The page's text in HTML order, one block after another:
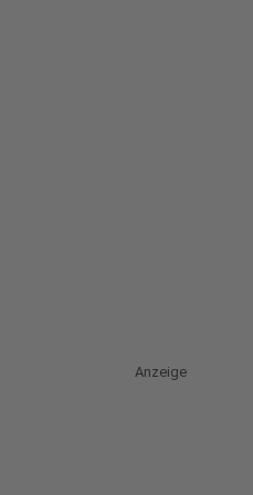
Anzeige